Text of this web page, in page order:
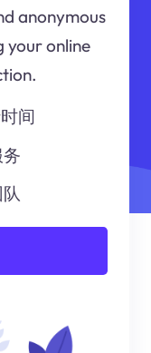
anonymous
your online
间